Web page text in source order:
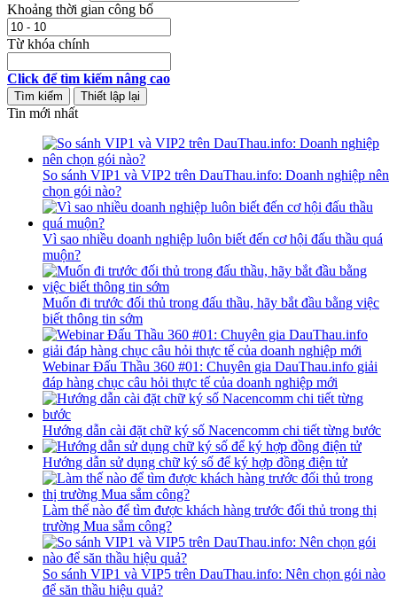
Khoảng thời gian công bố
Từ khóa chính
Click để tìm kiếm nâng cao
Tin mới nhất
So sánh VIP1 và VIP2 trên DauThau.info: Doanh nghiệp nên
chọn gói nào?
Vì sao nhiều doanh nghiệp luôn biết đến cơ hội đấu thầu quá
muộn?
Muốn đi trước đối thủ trong đấu thầu, hãy bắt đầu bằng việc
biết thông tin sớm
Webinar Đấu Thầu 360 #01: Chuyên gia DauThau.info giải
đáp hàng chục câu hỏi thực tế của doanh nghiệp mới
Hướng dẫn cài đặt chữ ký số Nacencomm chi tiết từng bước
Hướng dẫn sử dụng chữ ký số để ký hợp đồng điện tử
Làm thế nào để tìm được khách hàng trước đối thủ trong thị
trường Mua sắm công?
So sánh VIP1 và VIP5 trên DauThau.info: Nên chọn gói nào
để săn thầu hiệu quả?